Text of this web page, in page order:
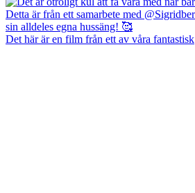
Det här är en film från ett av våra fantastisk